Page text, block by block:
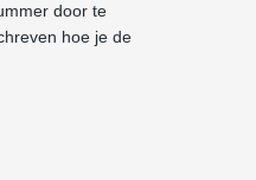
door te
hoe je de